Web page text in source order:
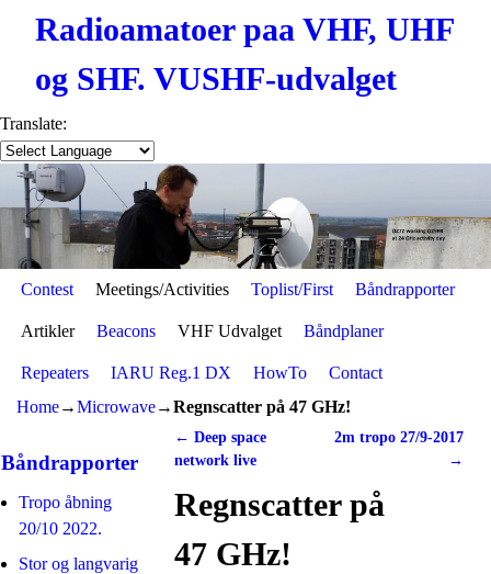
Radioamatoer paa VHF, UHF
og SHF. VUSHF-udvalget
Translate:
Skip to primary content
Skip to secondary content
Contest Meetings/Activities Toplist/First Båndrapporter
Artikler Beacons VHF Udvalget Båndplaner
Repeaters IARU Reg.1 DX HowTo
Contact
Home→Microwave→Regnscatter på 47 GHz!
Båndrapporter
Tropo åbning
20/10 2022.
Stor og langvarig
Post navigation
← Deep space
network live
2m tropo 27/9-2017
→
Regnscatter på
47 GHz!